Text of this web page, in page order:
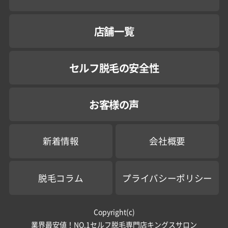
店舗一覧
セルフ脱毛の安全性
お客様の声
新着情報 会社概要
脱毛コラム プライバシーポリシー
Copyright(c)
業界最安値！NO.1セルフ脱毛専門店キングスサロン